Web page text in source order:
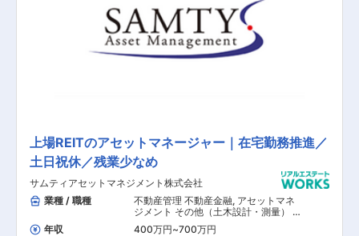
行事前打診 ■提案：物件ご紹介 ■契約：役所・現
場調査、売契・重説作成、契約締結、決済 ③出
口戦略で投資を最適化 ■財務バランスの定期確認
■出口戦略と売却活動提案 ※初めての不動産投資
営業の方でも、カリキュラムが整備されておりま
上場REITのアセットマネージャー｜在宅勤務推進／
土日祝休／残業少なめ
サムティアセットマネジメント株式会社
業種 / 職種
不動産管理 不動産金融, アセットマネ
ジメント その他（土木設計・測量） そ
の他（建築設計・積算）
年収 400万円~700万円